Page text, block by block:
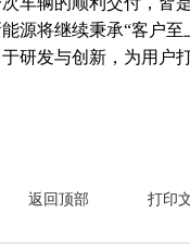
源将继续秉承“客户
研发与创新，为用户
返回顶部 打印